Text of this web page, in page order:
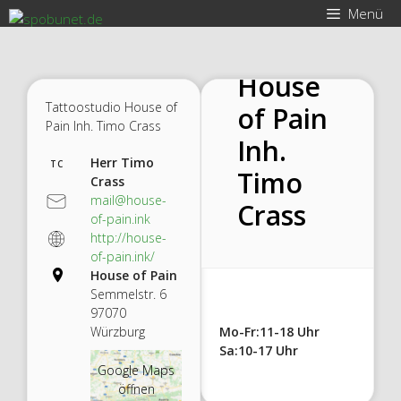
Zum
Inhalt
Menü
Tattoostudio House of
Pain Inh. Timo Crass
TC
Herr Timo
Crass
mail@house-
of-pain.ink
http://house-
of-pain.ink/
House of Pain
Semmelstr. 6
97070
Würzburg
Google Maps
öffnen
Tattoos
House
of Pain
Inh.
Timo
Crass
Mo-Fr:11-18 Uhr
Sa:10-17 Uhr